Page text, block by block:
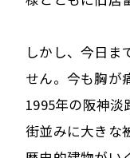
しかし、今日ま
せん。今も胸が
1995年の阪神
街並みに大きな